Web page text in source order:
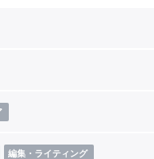
編集・ライティング